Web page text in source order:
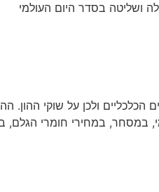
ושליטה בסדר היום העולמי
הכלכליים ולכן על שוקי
במסחר, במחירי חומרי הגלם,